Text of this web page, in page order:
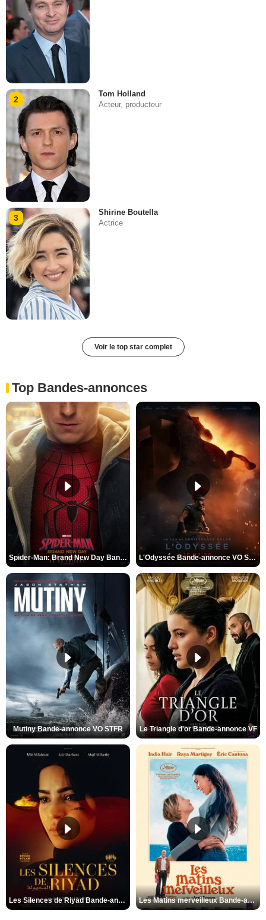
2
Tom Holland
Acteur, producteur
3
Shirine Boutella
Actrice
Voir le top star complet
Top Bandes-annonces
Spider-Man: Brand New Day Bande-annonce VO STFR L'Odyssée Bande-annonce VO STFR
Mutiny Bande-annonce VO STFR Le Triangle d'or Bande-annonce VF
Les Silences de Riyad Bande-annonce VO STFR Les Matins merveilleux Bande-annonce VF